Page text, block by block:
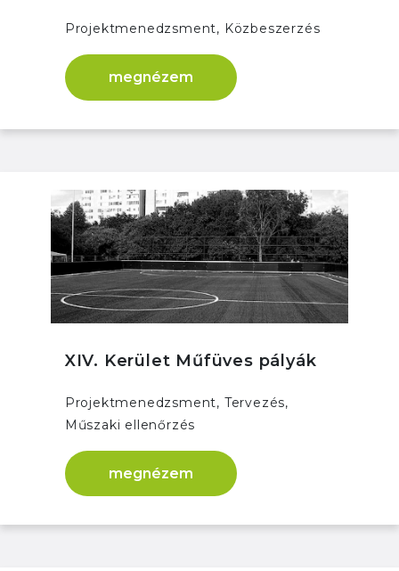
Projektmenedzsment, Közbeszerzés
megnézem
XIV. Kerület Műfüves pályák
Projektmenedzsment, Tervezés,
Műszaki ellenőrzés
megnézem